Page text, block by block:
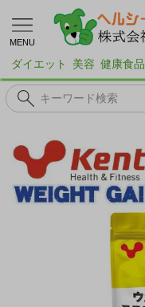
MENU
ダイエット 美容 健康食品